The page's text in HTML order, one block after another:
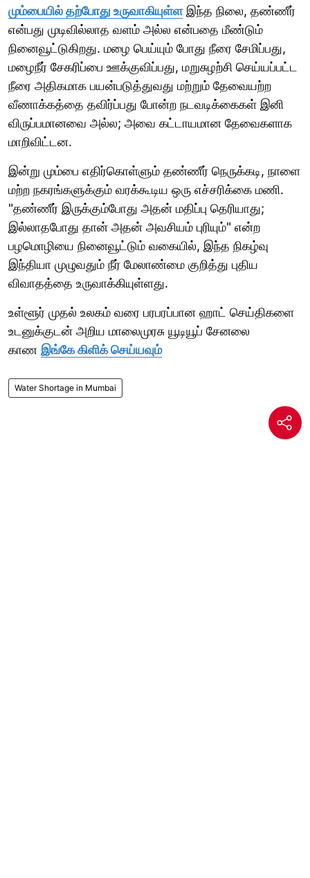
மும்பையில் தற்போது உருவாகியுள்ளஇந்த நிலை, தண்ணீர்
என்பது முடிவில்லாத வளம் அல்ல என்பதை மீண்டும்
நினைவூட்டுகிறது. மழை பெய்யும் போது நீரை சேமிப்பது,
மழைநீர் சேகரிப்பை ஊக்குவிப்பது, மறுசுழற்சி செய்யப்பட்ட
நீரை அதிகமாக பயன்படுத்துவது மற்றும் தேவையற்ற
வீணாக்கத்தை தவிர்ப்பது போன்ற நடவடிக்கைகள் இனி
விருப்பமானவை அல்ல; அவை கட்டாயமான தேவைகளாக
மாறிவிட்டன.
இன்று மும்பை எதிர்கொள்ளும் தண்ணீர் நெருக்கடி, நாளை
மற்ற நகரங்களுக்கும் வரக்கூடிய ஒரு எச்சரிக்கை மணி.
"தண்ணீர் இருக்கும்போது அதன் மதிப்பு தெரியாது;
இல்லாதபோது தான் அதன் அவசியம் புரியும்" என்ற
பழமொழியை நினைவூட்டும் வகையில், இந்த நிகழ்வு
இந்தியா முழுவதும் நீர் மேலாண்மை குறித்து புதிய
விவாதத்தை உருவாக்கியுள்ளது.
உள்ளூர் முதல் உலகம் வரை பரபரப்பான ஹாட் செய்திகளை
உடனுக்குடன் அறிய மாலைமுரசு யூடியூப் சேனலை
காண இங்கே கிளிக் செய்யவும்
Water Shortage in Mumbai